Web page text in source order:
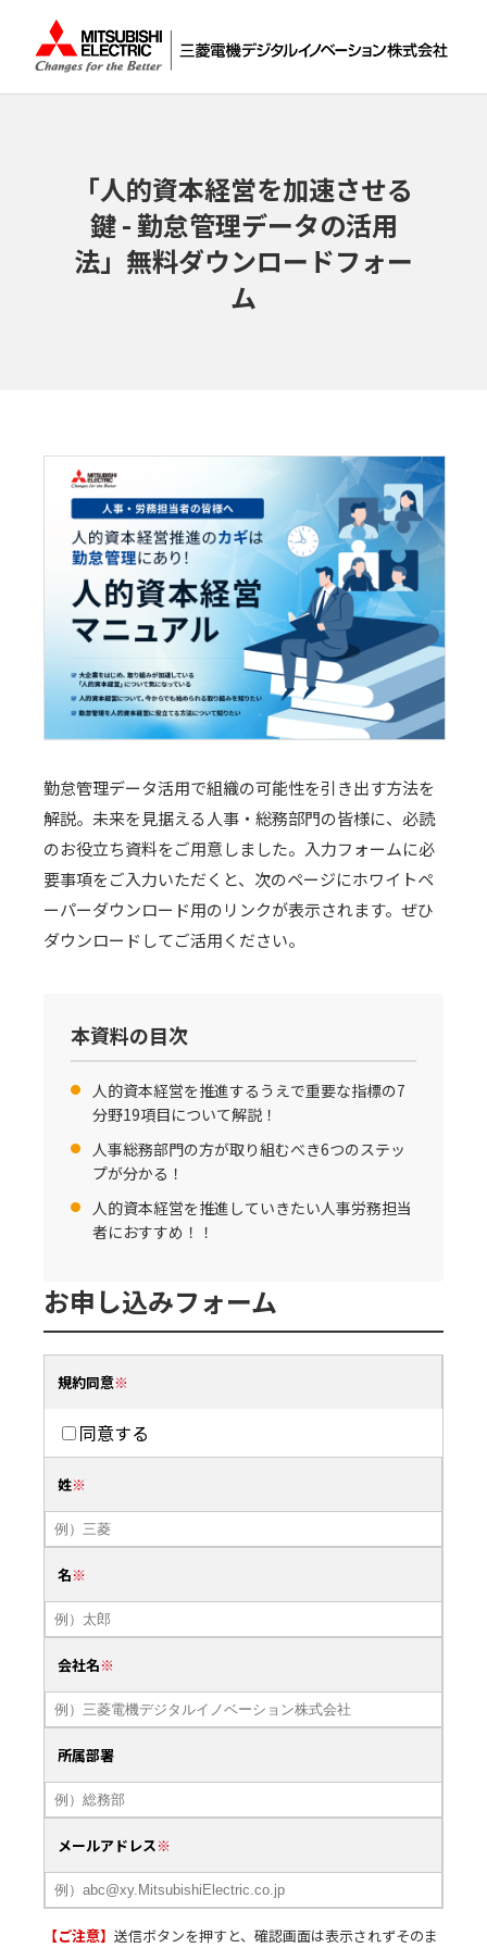
「人的資本経営を加速させる
鍵 - 勤怠管理データの活用
法」無料ダウンロードフォー
ム
勤怠管理データ活用で組織の可能性を引き出す方法を
解説。未来を見据える人事・総務部門の皆様に、必読
のお役立ち資料をご用意しました。入力フォームに必
要事項をご入力いただくと、次のページにホワイトペ
ーパーダウンロード用のリンクが表示されます。ぜひ
ダウンロードしてご活用ください。
本資料の目次
人的資本経営を推進するうえで重要な指標の7
分野19項目について解説！
人事総務部門の方が取り組むべき6つのステッ
プが分かる！
人的資本経営を推進していきたい人事労務担当
者におすすめ！！
お申し込みフォーム
規約同意
同意する
姓
名
会社名
所属部署
メールアドレス
【ご注意】 送信ボタンを押すと、確認画面は表示されずそのま